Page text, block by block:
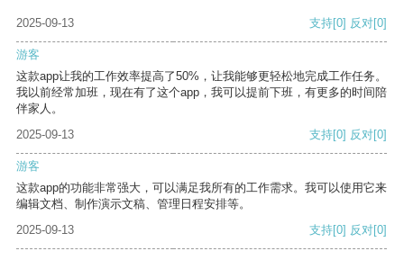
2025-09-13 支持[0] 反对[0]
游客
这款app让我的工作效率提高了50%，让我能够更轻松地完成工作任务。
我以前经常加班，现在有了这个app，我可以提前下班，有更多的时间陪
伴家人。
2025-09-13
支持[0] 反对[0]
游客
这款app的功能非常强大，可以满足我所有的工作需求。我可以使用它来
编辑文档、制作演示文稿、管理日程安排等。
2025-09-13
支持[0] 反对[0]